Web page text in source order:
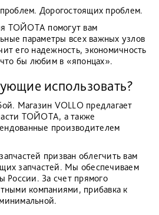
Дорогостоящих проблем.
ТОЙОТА помогут вам
параметры всех важных узлов
его надежность, экономичность
бы любим в «японцах».
использовать?
Магазин VOLLO предлагает
ТОЙОТА, а также
производителем
призван облегчить вам
запчастей. Мы обеспечиваем
России. За счет прямого
компаниями, прибавка к